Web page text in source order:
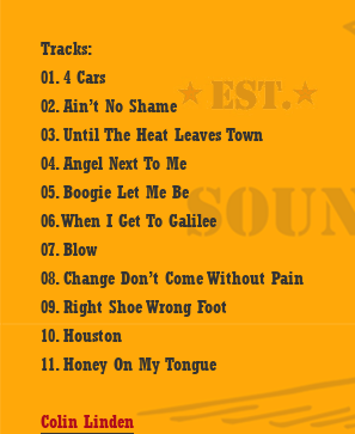
Tracks:
01. 4 Cars
02. Ain’t No Shame
03. Until The Heat Leaves Town
04. Angel Next To Me
05. Boogie Let Me Be
06. When I Get To Galilee
07. Blow
08. Change Don’t Come Without Pain
09. Right Shoe Wrong Foot
10. Houston
11. Honey On My Tongue
Colin Linden